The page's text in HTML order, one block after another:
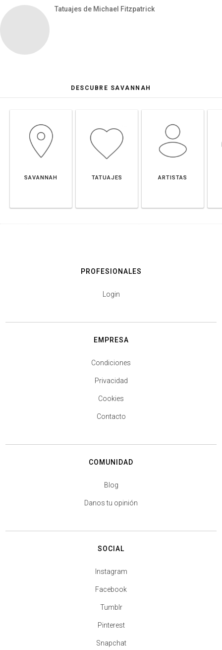
Tatuajes de Michael Fitzpatrick
DESCUBRE SAVANNAH
SAVANNAH TATUAJES ARTISTAS
PROFESIONALES
Login
EMPRESA
Condiciones
Privacidad
Cookies
Contacto
COMUNIDAD
Blog
Danos tu opinión
SOCIAL
Instagram
Facebook
Tumblr
Pinterest
Snapchat